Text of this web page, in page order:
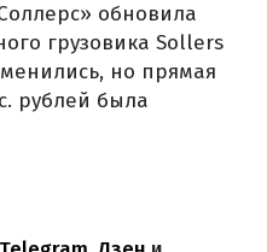
обновила
грузовика Sollers
но прямая
рублей была